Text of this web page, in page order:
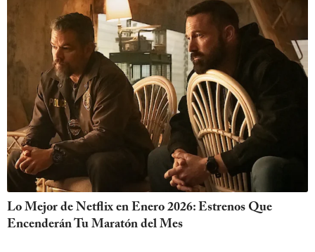
Lo Mejor de Netflix en Enero 2026: Estrenos Que
Encenderán Tu Maratón del Mes